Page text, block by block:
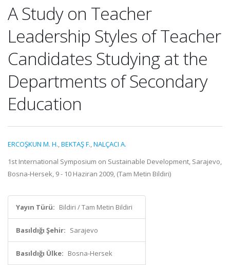
A Study on Teacher
Leadership Styles of Teacher
Candidates Studying at the
Departments of Secondary
Education
ERCOŞKUN M. H.,BEKTAŞ F.,NALÇACI A.
1st International Symposium on Sustainable Development, Sarajevo,
Bosna-Hersek, 9 - 10 Haziran 2009, (Tam Metin Bildiri)
Yayın Türü: Bildiri / Tam Metin Bildiri
Basıldığı Şehir: Sarajevo
Basıldığı Ülke: Bosna-Hersek